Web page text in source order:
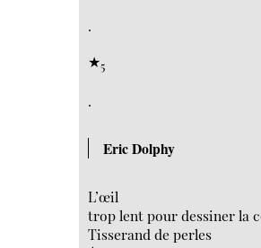
.
★5
.
Eric Dolphy
L’œil
trop lent pour dessiner la
Tisserand de perles